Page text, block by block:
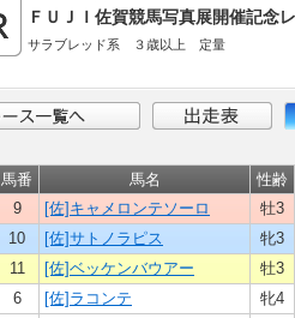
ＦＵＪＩ佐賀競馬写真展開催記
サラブレッド系 ３歳以上 定量
馬番 馬名
性齢
9 [佐]キャメロンテソーロ
牡3
10 [佐]サトノラピス
牝3
11 [佐]ベッケンバウアー
牡3
6 [佐]ラコンテ
牝4